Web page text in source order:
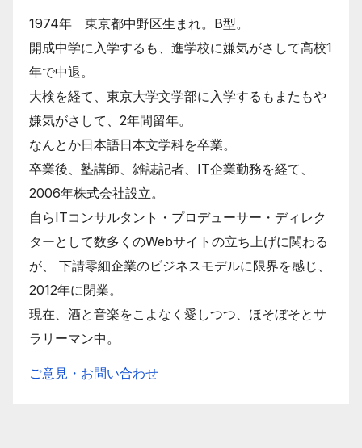
1974年 東京都中野区生まれ。B型。
開成中学に入学するも、進学校に嫌気がさして高校1
年で中退。
大検を経て、東京大学文学部に入学するもまたもや
嫌気がさして、2年間留年。
なんとか日本語日本文学科を卒業。
卒業後、塾講師、雑誌記者、IT企業勤務を経て、
2006年株式会社設立。
自らITコンサルタント・プロデューサー・ディレク
ターとして数多くのWebサイトの立ち上げに関わる
が、 下請零細企業のビジネスモデルに限界を感じ、
2012年に閉業。
現在、酒と音楽をこよなく愛しつつ、ほそぼそとサ
ラリーマン中。
ご意見・お問い合わせ